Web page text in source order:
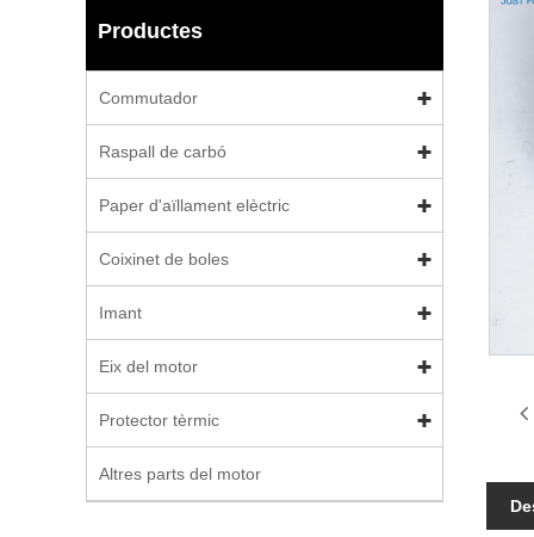
Productes
Commutador
Raspall de carbó
Paper d'aïllament elèctric
Coixinet de boles
Imant
Eix del motor
Protector tèrmic
Altres parts del motor